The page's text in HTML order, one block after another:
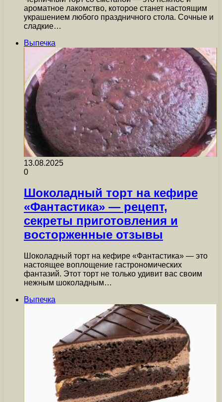
ароматное лакомство, которое станет настоящим
украшением любого праздничного стола. Сочные и
сладкие…
Выпечка
13.08.2025
0
Шоколадный торт на кефире
«Фантастика» — рецепт,
секреты приготовления и
восторженные отзывы
Шоколадный торт на кефире «Фантастика» — это
настоящее воплощение гастрономических
фантазий. Этот торт не только удивит вас своим
нежным шоколадным…
Выпечка